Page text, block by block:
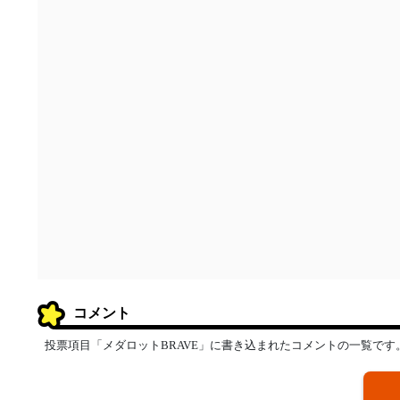
コメント
投票項目「メダロットBRAVE」に書き込まれたコメントの一覧です。